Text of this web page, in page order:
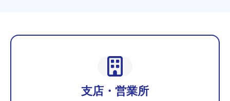
支店・営業所